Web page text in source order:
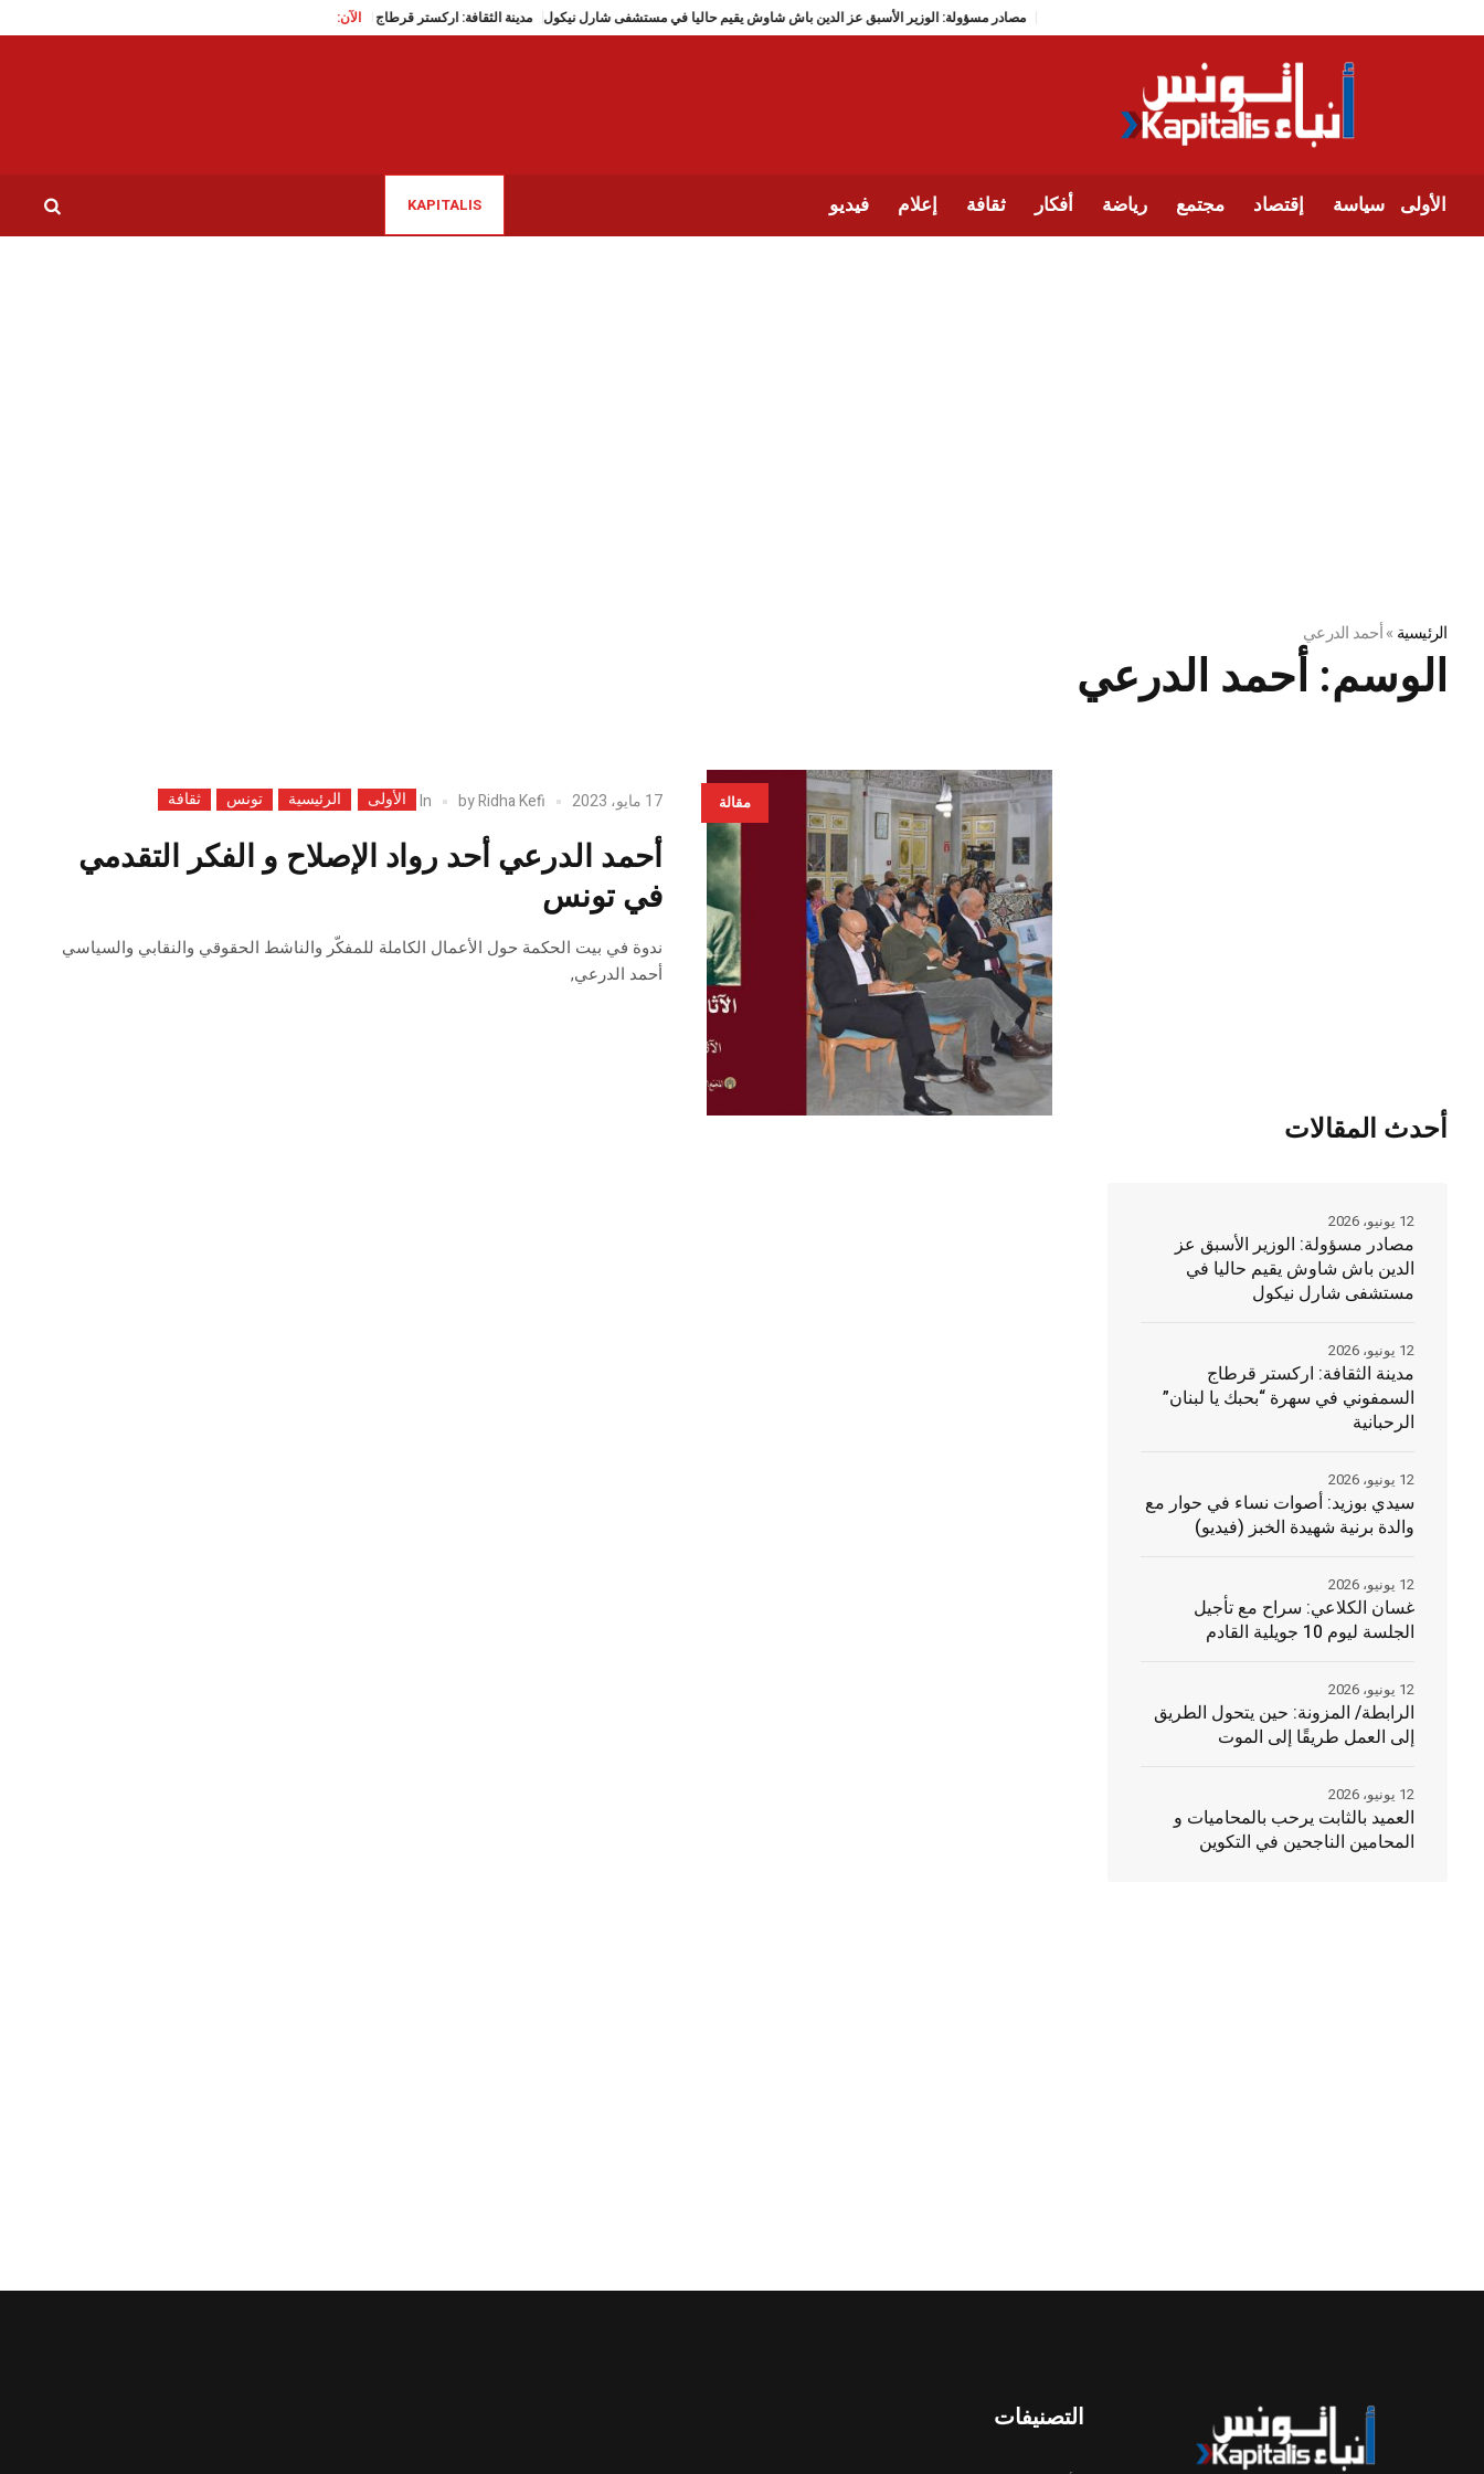
الآن: مصادر مسؤولة: الوزير الأسبق عز الدين باش شاوش يقيم حاليا في مستشفى شارل نيكول مدينة الثقافة: اركستر قرطاج السمفوني في سهرة “بحبك يا لبنان” الرحبانية
الأولى سياسة إقتصاد مجتمع رياضة أفكار ثقافة إعلام فيديو KAPITALIS
الرئيسية »أحمد الدرعي
الوسم:أحمد الدرعي
مقالة 17 مايو، 2023 byRidha Kefi
In الأولى الرئيسية تونس ثقافة
أحمد الدرعي أحد رواد الإصلاح و الفكر التقدمي
في تونس
ندوة في بيت الحكمة حول الأعمال الكاملة للمفكّر والناشط الحقوقي والنقابي والسياسي
أحمد الدرعي,
أحدث المقالات
مصادر مسؤولة: الوزير الأسبق عز
الدين باش شاوش يقيم حاليا في
مستشفى شارل نيكول
12 يونيو، 2026
مدينة الثقافة: اركستر قرطاج
السمفوني في سهرة “بحبك يا لبنان”
الرحبانية
12 يونيو، 2026
سيدي بوزيد: أصوات نساء في حوار مع
والدة برنية شهيدة الخبز (فيديو)
12 يونيو، 2026
غسان الكلاعي: سراح مع تأجيل
الجلسة ليوم 10 جويلية القادم
12 يونيو، 2026
الرابطة/ المزونة: حين يتحول الطريق
إلى العمل طريقًا إلى الموت
12 يونيو، 2026
العميد بالثابت يرحب بالمحاميات و
المحامين الناجحين في التكوين
12 يونيو، 2026
التصنيفات